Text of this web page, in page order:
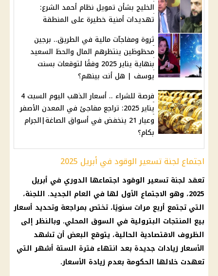
الخليج بشأن تمويل نظام أحمد الشرع:
تهديدات أمنية خطيرة على المنطقة
ثروة ومفاجآت مالية في الطريق.. برجين
محظوظين ينتظرهم المال والحظ السعيد
بنهاية يناير 2025 وفقًا لتوقعات بسنت
يوسف | هل أنت بينهم؟
فرصة للشراء .. أسعار الذهب اليوم السبت 4
يناير 2025: تراجع مفاجئ في المعدن الأصفر
وعيار 21 ينخفض في أسواق الصاغة|الجرام
بكام؟
اجتماع لجنة تسعير الوقود في أبريل 2025
تعقد لجنة تسعير الوقود اجتماعها الدوري في أبريل
2025، وهو الاجتماع الأول لها في العام الجديد. اللجنة،
التي تجتمع أربع مرات سنويًا، تختص بمراجعة وتحديد أسعار
بيع المنتجات البترولية في السوق المحلي. وبالنظر إلى
الظروف الاقتصادية الحالية، يتوقع البعض أن تشهد
الأسعار زيادات جديدة بعد انتهاء فترة الستة أشهر التي
تعهدت خلالها الحكومة بعدم زيادة الأسعار.